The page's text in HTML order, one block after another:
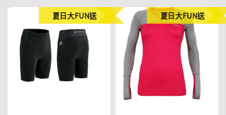
夏日大FUN送 夏日大FUN送